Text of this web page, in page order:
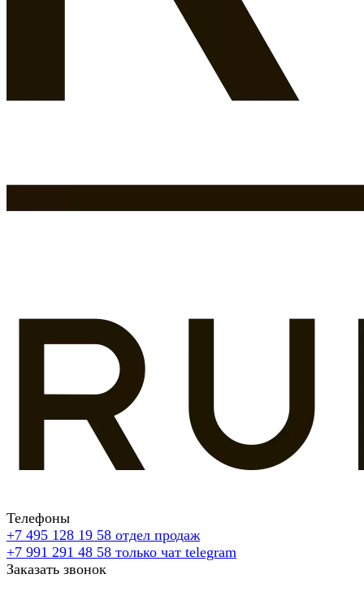
Телефоны
+7 495 128 19 58 отдел продаж
+7 991 291 48 58 только чат telegram
Заказать звонок